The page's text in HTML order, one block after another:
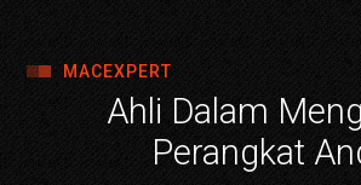
MACEXPERT
Ahli Dalam
Perangkat